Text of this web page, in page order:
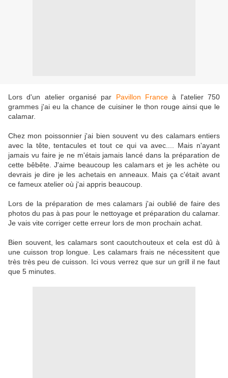
Lors d'un atelier organisé par Pavillon France à l'atelier 750
grammes j'ai eu la chance de cuisiner le thon rouge ainsi que le
calamar.
Chez mon poissonnier j'ai bien souvent vu des calamars entiers
avec la tête, tentacules et tout ce qui va avec.... Mais n'ayant
jamais vu faire je ne m'étais jamais lancé dans la préparation de
cette bêbête. J'aime beaucoup les calamars et je les achète ou
devrais je dire je les achetais en anneaux. Mais ça c'était avant
ce fameux atelier où j'ai appris beaucoup.
Lors de la préparation de mes calamars j'ai oublié de faire des
photos du pas à pas pour le nettoyage et préparation du calamar.
Je vais vite corriger cette erreur lors de mon prochain achat.
Bien souvent, les calamars sont caoutchouteux et cela est dû à
une cuisson trop longue. Les calamars frais ne nécessitent que
très très peu de cuisson. Ici vous verrez que sur un grill il ne faut
que 5 minutes.